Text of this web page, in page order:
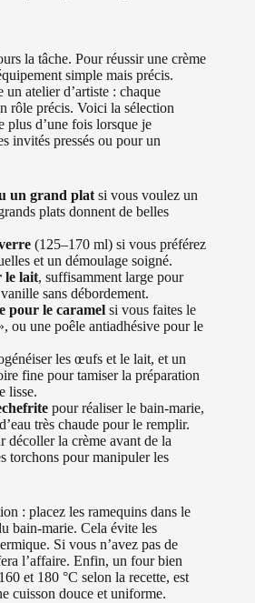
la tâche. Pour réussir une crème
simple mais précis.
atelier d’artiste : chaque
rôle précis. Voici la sélection
plus d’une fois lorsque je
invités pressés ou pour un
un grand platsi vous voulez un
plats donnent de belles
(125–170 ml) si vous préférez
et un démoulage soigné.
le lait, suffisamment large pour
sans débordement.
pour le caramel si vous faites le
ou une poêle antiadhésive pour le
les œufs et le lait, et un
fine pour tamiser la préparation
lisse.
pour réaliser le bain-marie,
très chaude pour le remplir.
décoller la crème avant de la
torchons pour manipuler les
: placez les ramequins dans le
bain-marie. Cela évite les
Si vous n’avez pas de
l’affaire. Enfin, un four bien
et 180 °C selon la recette, est
cuisson douce et uniforme.